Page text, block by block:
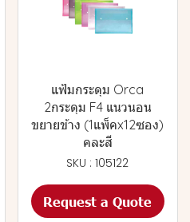
แฟ้มกระดุม Orca
2กระดุม F4 แนวนอน
ขยายข้าง (1แพ็คx12ซอง)
คละสี
SKU : 105122
Request a Quote